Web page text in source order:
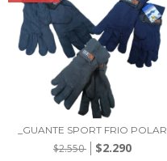
_GUANTE SPORT FRIO POLAR
$2.550 $2.290